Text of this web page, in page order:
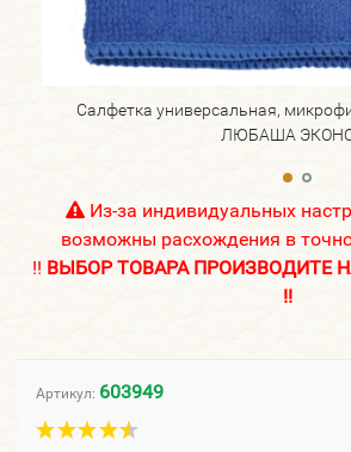
Салфетка универсальная,
ЛЮБАША
Из-за индивидуальных
возможны расхождения в
!! ВЫБОР ТОВАРА ПРОИЗВОДИТЕ
!!
Артикул: 603949